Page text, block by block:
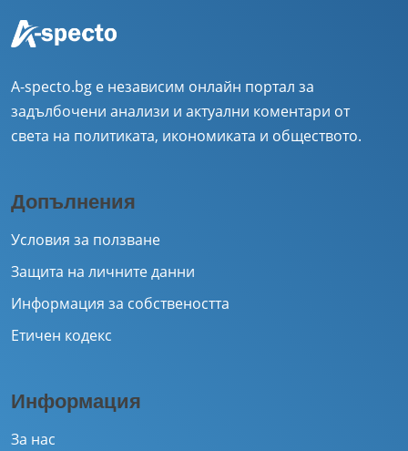
A-specto.bg е независим онлайн портал за
задълбочени анализи и актуални коментари от
света на политиката, икономиката и обществото.
Допълнения
Условия за ползване
Защита на личните данни
Информация за собствеността
Етичен кодекс
Информация
За нас